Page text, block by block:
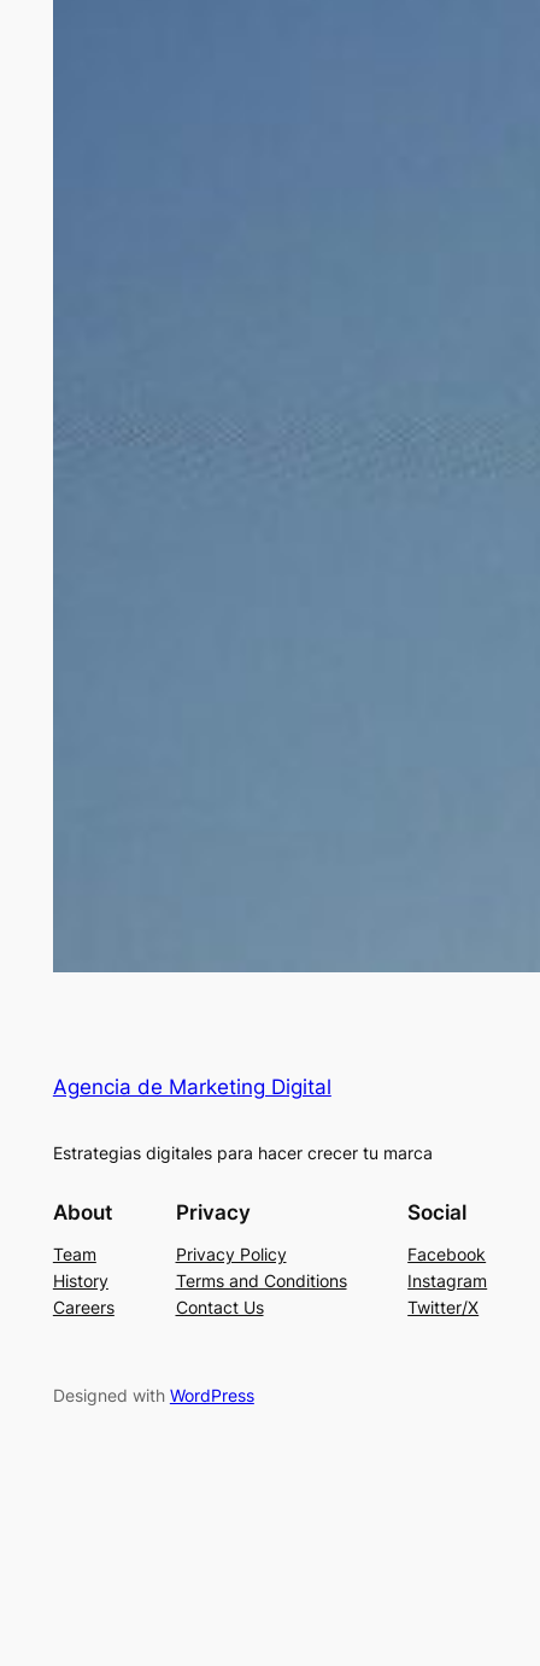
Agencia de Marketing Digital
Estrategias digitales para hacer crecer tu marca
About
Team
History
Careers
Privacy
Privacy Policy
Terms and Conditions
Contact Us
Social
Facebook
Instagram
Twitter/X
Designed with WordPress